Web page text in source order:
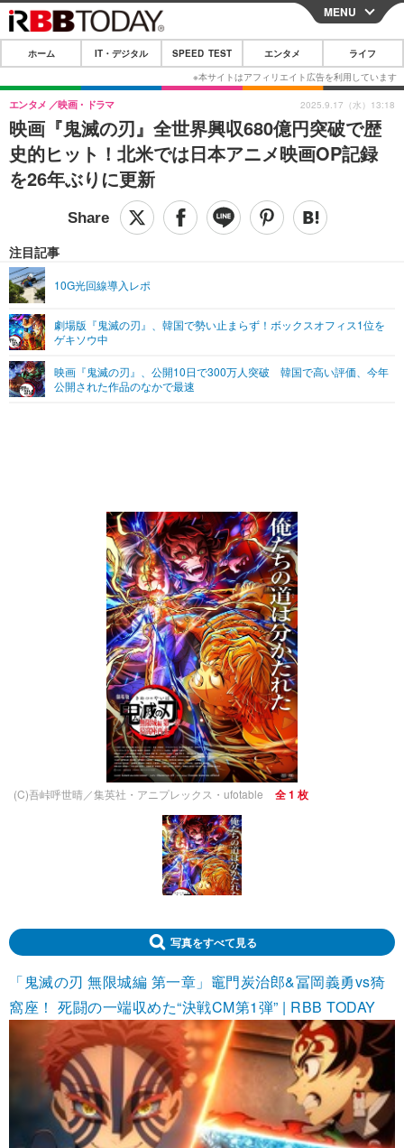
CLOSE
ホーム
IT・デジタル
IT・デジタルTOP スマートフォン
ネタ
ショッピング その他
SPEED TEST
エンタメ
エンタメTOP 映画・ドラマ
音楽
グラビア ブログ
ペット
その他
リリース一覧
プッシュ通知の停止方法
MENU
ホーム IT・デジタル SPEED TEST エンタメ ライフ
映画『鬼滅の刃』全世界興収680億円突破で歴
史的ヒット！北米では日本アニメ映画OP記録
を26年ぶりに更新
エンタメ 映画・ドラマ
注目記事
10G光回線導入レポ
劇場版『鬼滅の刃』、韓国で勢い止まらず！ボックスオフィス1位を
ゲキソウ中
映画『鬼滅の刃』、公開10日で300万人突破 韓国で高い評価、今年
公開された作品のなかで最速
2025.9.17（水）13:18
(C)吾峠呼世晴／集英社・アニプレックス・ufotable 全 1 枚
写真をすべて見る
「鬼滅の刃 無限城編 第一章」竈門炭治郎&冨岡義勇vs猗
窩座！ 死闘の一端収めた“決戦CM第1弾” | RBB TODAY